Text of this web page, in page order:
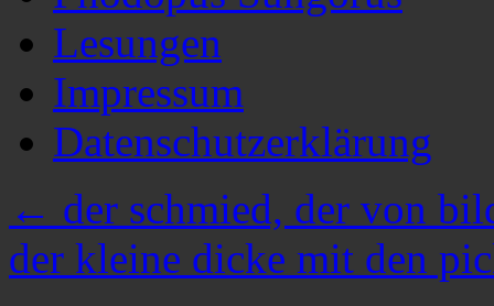
Lesungen
Impressum
Datenschutzerklärung
← der schmied, der von
der kleine dicke mit den